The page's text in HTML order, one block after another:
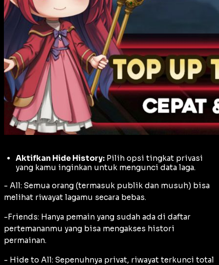
Aktifkan Hide History: Pilih opsi tingkat privasi
yang kamu inginkan untuk mengunci data laga.
- All: Semua orang (termasuk publik dan musuh) bisa
melihat riwayat lagamu secara bebas.
-Friends: Hanya pemain yang sudah ada di daftar
pertemananmu yang bisa mengakses histori
permainan.
- Hide to All: Sepenuhnya privat, riwayat terkunci total